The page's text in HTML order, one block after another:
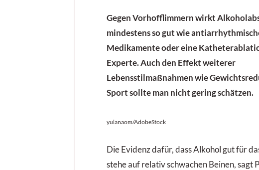
Gegen Vorhofflimmern wirkt
mindestens so gut wie
Medikamente oder eine
Experte. Auch den Effekt weiterer
Lebensstilmaßnahmen wie
Sport sollte man nicht gering schätzen.
yulanaom/AdobeStock
Die Evidenz dafür, dass Alkohol gut für
stehe auf relativ schwachen Beinen, sagt